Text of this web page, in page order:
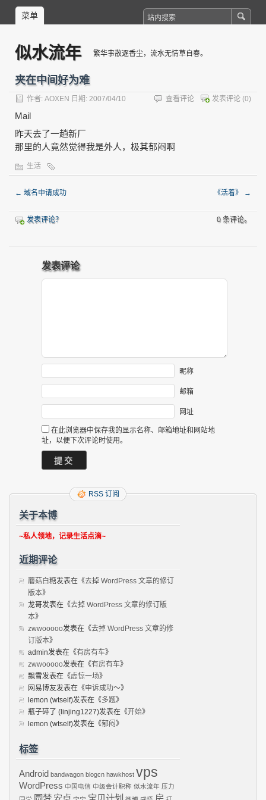
菜单
似水流年 繁华事散逐香尘，流水无情草自春。
夹在中间好为难
作者: AOXEN 日期: 2007/04/10 发表评论 (0)
查看评论
Mail
昨天去了一趟新厂
那里的人竟然觉得我是外人，极其郁闷啊
生活
← 域名申请成功 《活着》 →
发表评论？ 0 条评论。
发表评论
昵称
邮箱
网址
在此浏览器中保存我的显示名称、邮箱地址和网站地
址，以便下次评论时使用。
RSS 订阅
关于本博
~私人领地，记录生活点滴~
近期评论
蘑菇白糖发表在《去掉 WordPress 文章的修订
版本》
龙哥发表在《去掉 WordPress 文章的修订版
本》
zwwooooo发表在《去掉 WordPress 文章的修
订版本》
admin发表在《有房有车》
zwwooooo发表在《有房有车》
飘雪发表在《虚惊一场》
网易博友发表在《申诉成功～》
lemon (wtself)发表在《多题》
瓶子碎了 (linjing1227)发表在《开始》
lemon (wtself)发表在《郁闷》
标签
Android bandwagon blogcn hawkhost vps
WordPress 中国电信 中级会计职称 似水流年 压力